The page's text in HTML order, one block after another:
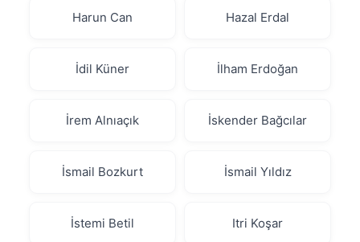
Harun Can Hazal Erdal
İdil Küner İlham Erdoğan
İrem Alnıaçık İskender Bağcılar
İsmail Bozkurt İsmail Yıldız
İstemi Betil Itri Koşar